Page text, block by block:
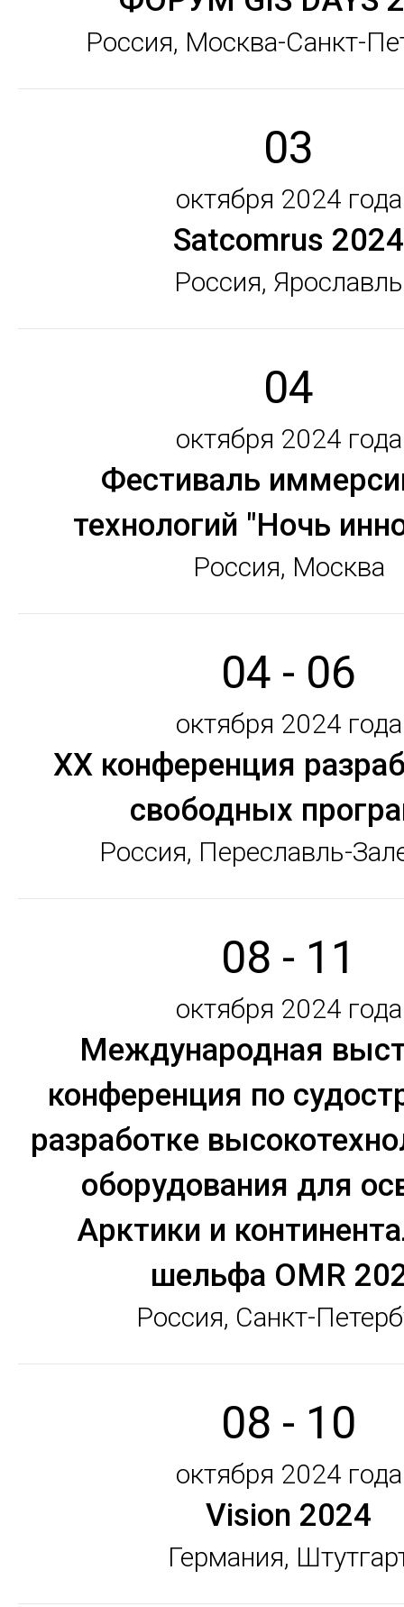
Россия, Москва-Санкт-
03
октября 2024 года
Satcomrus 2024
Россия, Ярославль
04
октября 2024 года
Фестиваль
технологий "Ночь
Россия, Москва
04 - 06
октября 2024 года
ХX конференция
свободных
Россия, Переславль-
08 - 11
октября 2024 года
Международная
конференция по
разработке
оборудования для
Арктики и
шельфа OMR
Россия, Санкт-
08 - 10
октября 2024 года
Vision 2024
Германия,